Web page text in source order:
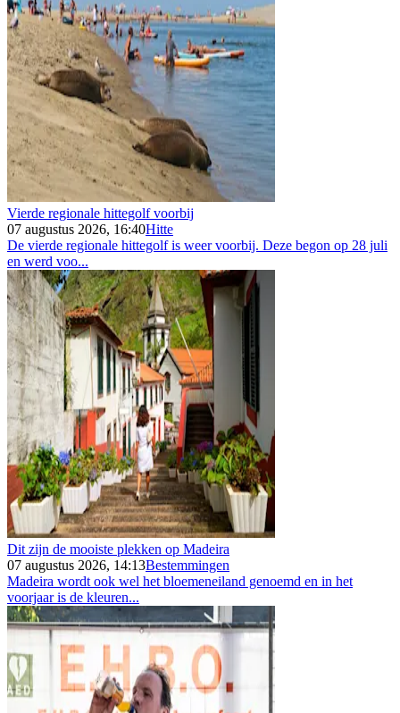
Vierde regionale hittegolf voorbij
07 augustus 2026, 16:40Hitte
De vierde regionale hittegolf is weer voorbij. Deze begon op 28 juli
en werd voo...
Dit zijn de mooiste plekken op Madeira
07 augustus 2026, 14:13Bestemmingen
Madeira wordt ook wel het bloemeneiland genoemd en in het
voorjaar is de kleuren...